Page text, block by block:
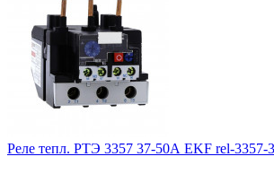
Реле тепл. РТЭ 3357 37-50А EKF rel-3357-